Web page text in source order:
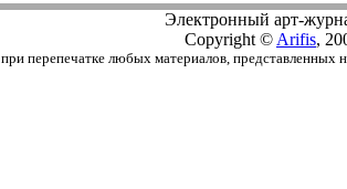
Электронный арт-
Copyright © Arifis,
при перепечатке любых материалов, представленных